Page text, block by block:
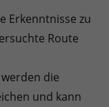
Erkenntnisse zu
Route
die
und kann